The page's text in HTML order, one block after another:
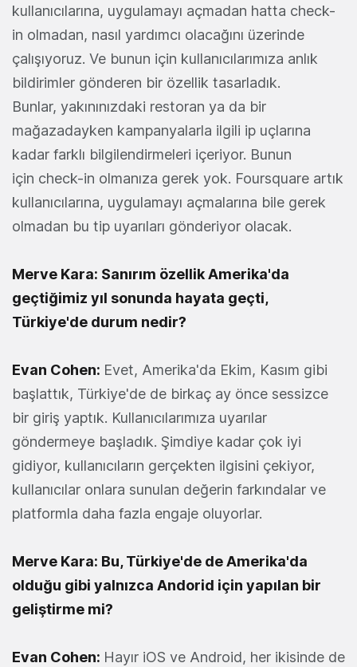
kullanıcılarına, uygulamayı açmadan hatta check-
in olmadan, nasıl yardımcı olacağını üzerinde
çalışıyoruz. Ve bunun için kullanıcılarımıza anlık
bildirimler gönderen bir özellik tasarladık.
Bunlar, yakınınızdaki restoran ya da bir
mağazadayken kampanyalarla ilgili ip uçlarına
kadar farklı bilgilendirmeleri içeriyor. Bunun
için check-in olmanıza gerek yok. Foursquare artık
kullanıcılarına, uygulamayı açmalarına bile gerek
olmadan bu tip uyarıları gönderiyor olacak.
Merve Kara: Sanırım özellik Amerika'da
geçtiğimiz yıl sonunda hayata geçti,
Türkiye'de durum nedir?
Evan Cohen: Evet, Amerika'da Ekim, Kasım gibi
başlattık, Türkiye'de de birkaç ay önce sessizce
bir giriş yaptık. Kullanıcılarımıza uyarılar
göndermeye başladık. Şimdiye kadar çok iyi
gidiyor, kullanıcıların gerçekten ilgisini çekiyor,
kullanıcılar onlara sunulan değerin farkındalar ve
platformla daha fazla engaje oluyorlar.
Merve Kara: Bu, Türkiye'de de Amerika'da
olduğu gibi yalnızca Andorid için yapılan bir
geliştirme mi?
Evan Cohen: Hayır iOS ve Android, her ikisinde de